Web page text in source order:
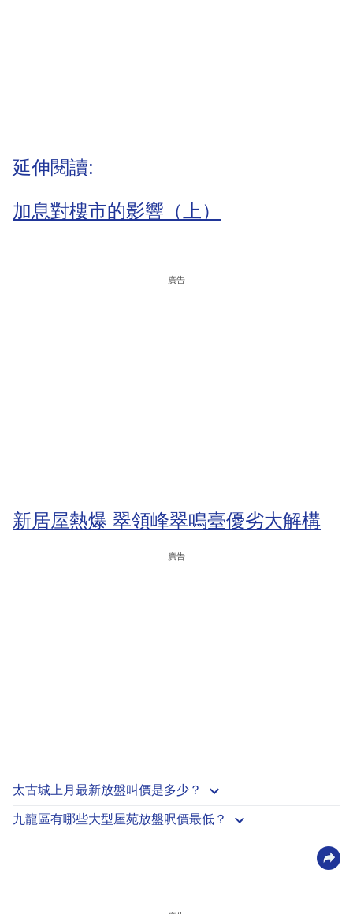
延伸閱讀:
加息對樓市的影響（上）
廣告
新居屋熱爆 翠領峰翠鳴臺優劣大解構
廣告
太古城上月最新放盤叫價是多少？
九龍區有哪些大型屋苑放盤呎價最低？